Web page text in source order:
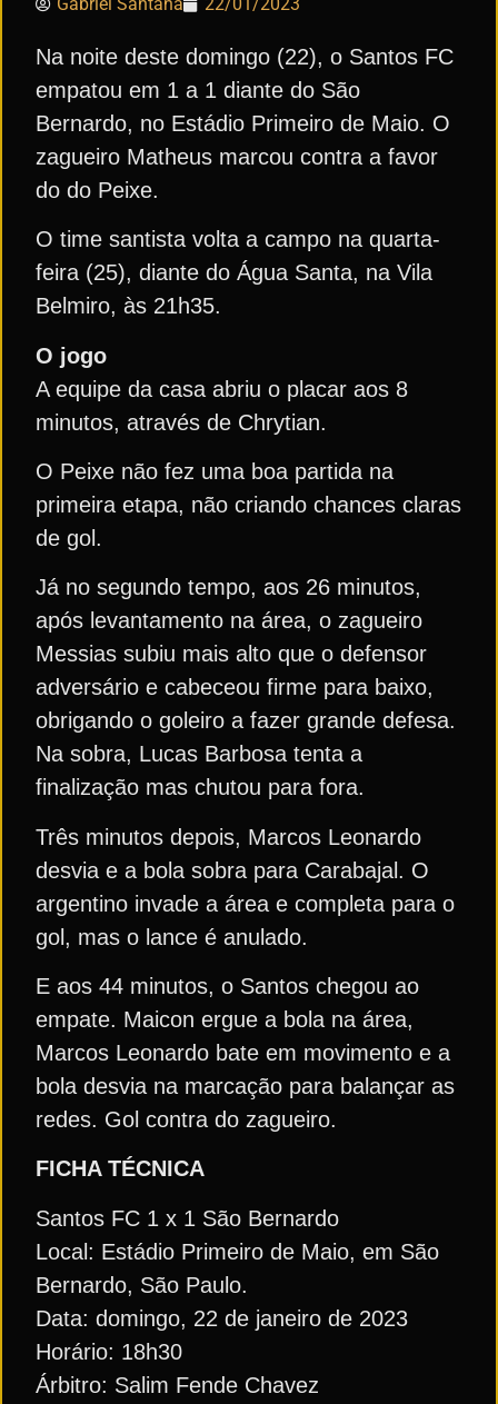
Na noite deste domingo (22), o Santos FC
empatou em 1 a 1 diante do São
Bernardo, no Estádio Primeiro de Maio. O
zagueiro Matheus marcou contra a favor
do do Peixe.
O time santista volta a campo na quarta-
feira (25), diante do Água Santa, na Vila
Belmiro, às 21h35.
O jogo
A equipe da casa abriu o placar aos 8
minutos, através de Chrytian.
O Peixe não fez uma boa partida na
primeira etapa, não criando chances claras
de gol.
Já no segundo tempo, aos 26 minutos,
após levantamento na área, o zagueiro
Messias subiu mais alto que o defensor
adversário e cabeceou firme para baixo,
obrigando o goleiro a fazer grande defesa.
Na sobra, Lucas Barbosa tenta a
finalização mas chutou para fora.
Três minutos depois, Marcos Leonardo
desvia e a bola sobra para Carabajal. O
argentino invade a área e completa para o
gol, mas o lance é anulado.
E aos 44 minutos, o Santos chegou ao
empate. Maicon ergue a bola na área,
Marcos Leonardo bate em movimento e a
bola desvia na marcação para balançar as
redes. Gol contra do zagueiro.
FICHA TÉCNICA
Santos FC 1 x 1 São Bernardo
Local: Estádio Primeiro de Maio, em São
Bernardo, São Paulo.
Data: domingo, 22 de janeiro de 2023
Horário: 18h30
Árbitro: Salim Fende Chavez